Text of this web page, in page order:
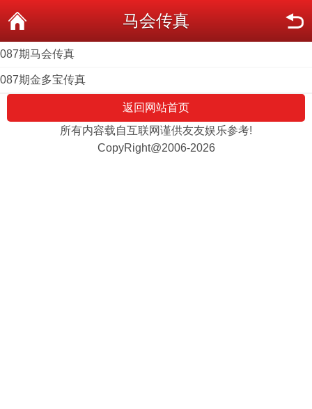
马会传真
087期马会传真
087期金多宝传真
返回网站首页
所有内容载自互联网谨供友友娱乐参考!
CopyRight@2006-2026